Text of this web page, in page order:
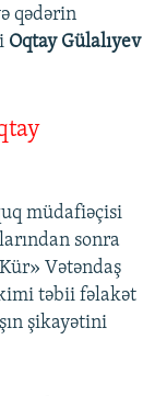
qədərin
Oqtay Gülalıyev
müdafiəçisi
sonra
Vətəndaş
təbii fəlakət
şikayətini